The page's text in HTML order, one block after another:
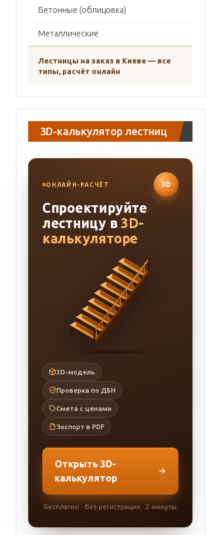
Бетонные (облицовка)
Металлические
Лестницы на заказ в Киеве — все
типы, расчёт онлайн
3D-калькулятор лестниц
ОНЛАЙН-РАСЧЁТ 3D
Спроектируйте
лестницу в3D-
калькуляторе
3D-модель
Проверка по ДБН
Смета с ценами
Экспорт в PDF
Открыть 3D-
калькулятор
Бесплатно · без регистрации · 2 минуты